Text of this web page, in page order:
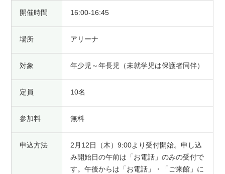
開催時間 16:00-16:45
場所 アリーナ
対象 年少児～年長児（未就学児は保護者同伴）
定員 10名
参加料 無料
申込方法
2月12日（木）9:00より受付開始。申し込
み開始日の午前は「お電話」のみの受付で
す。午後からは「お電話」・「ご来館」に